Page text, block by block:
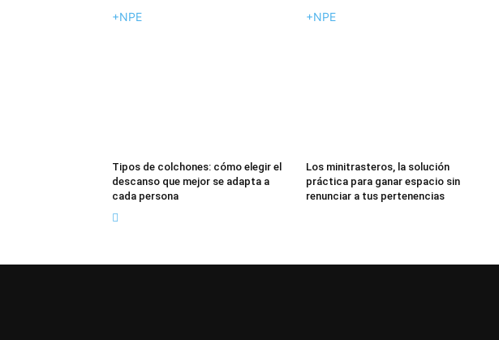
+NPE
Tipos de colchones: cómo elegir el
descanso que mejor se adapta a
cada persona
+NPE
Los minitrasteros, la solución
práctica para ganar espacio sin
renunciar a tus pertenencias